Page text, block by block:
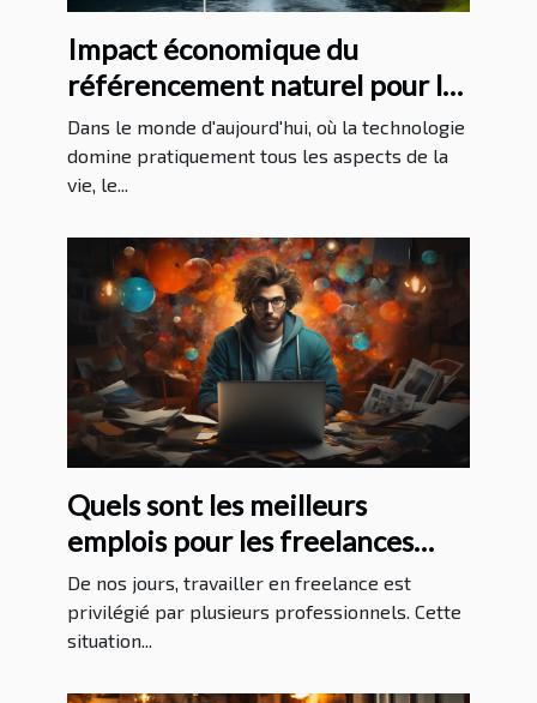
Impact économique du
référencement naturel pour les
entreprises à La Réunion
Dans le monde d'aujourd'hui, où la technologie
domine pratiquement tous les aspects de la
vie, le...
Quels sont les meilleurs
emplois pour les freelances
sans expérience ?
De nos jours, travailler en freelance est
privilégié par plusieurs professionnels. Cette
situation...